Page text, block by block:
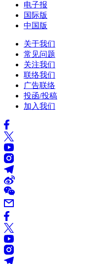
电子报
国际版
中国版
关于我们
常见问题
关注我们
联络我们
广告联络
投函/投稿
加入我们